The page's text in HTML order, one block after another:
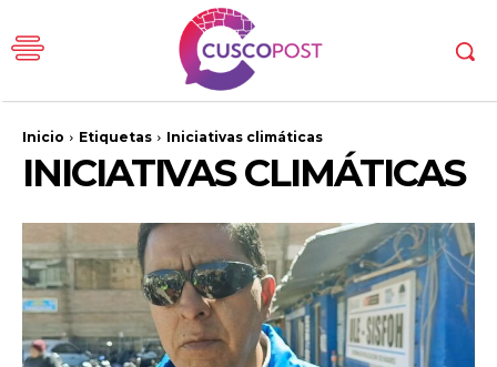
Inicio Etiquetas Iniciativas climáticas
INICIATIVAS CLIMÁTICAS